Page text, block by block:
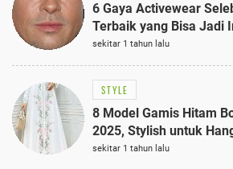
6 Gaya Activewear
Terbaik yang Bisa Jadi
sekitar 1 tahun lalu
STYLE
8 Model Gamis Hitam
2025, Stylish untuk
Semi-Formal
sekitar 1 tahun lalu